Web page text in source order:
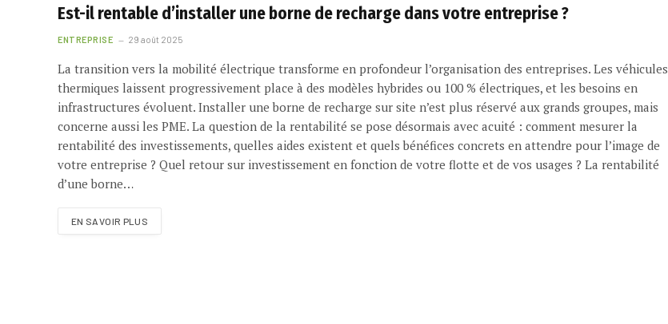
Est-il rentable d’installer une borne de recharge dans votre entreprise ?
ENTREPRISE 29 août 2025
La transition vers la mobilité électrique transforme en profondeur l’organisation des entreprises. Les véhicules
thermiques laissent progressivement place à des modèles hybrides ou 100 % électriques, et les besoins en
infrastructures évoluent. Installer une borne de recharge sur site n’est plus réservé aux grands groupes, mais
concerne aussi les PME. La question de la rentabilité se pose désormais avec acuité : comment mesurer la
rentabilité des investissements, quelles aides existent et quels bénéfices concrets en attendre pour l’image de
votre entreprise ? Quel retour sur investissement en fonction de votre flotte et de vos usages ? La rentabilité
d’une borne…
EN SAVOIR PLUS